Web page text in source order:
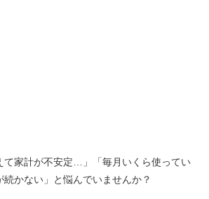
て家計が不安定…」「毎月いくら使ってい
かない」と悩んでいませんか？